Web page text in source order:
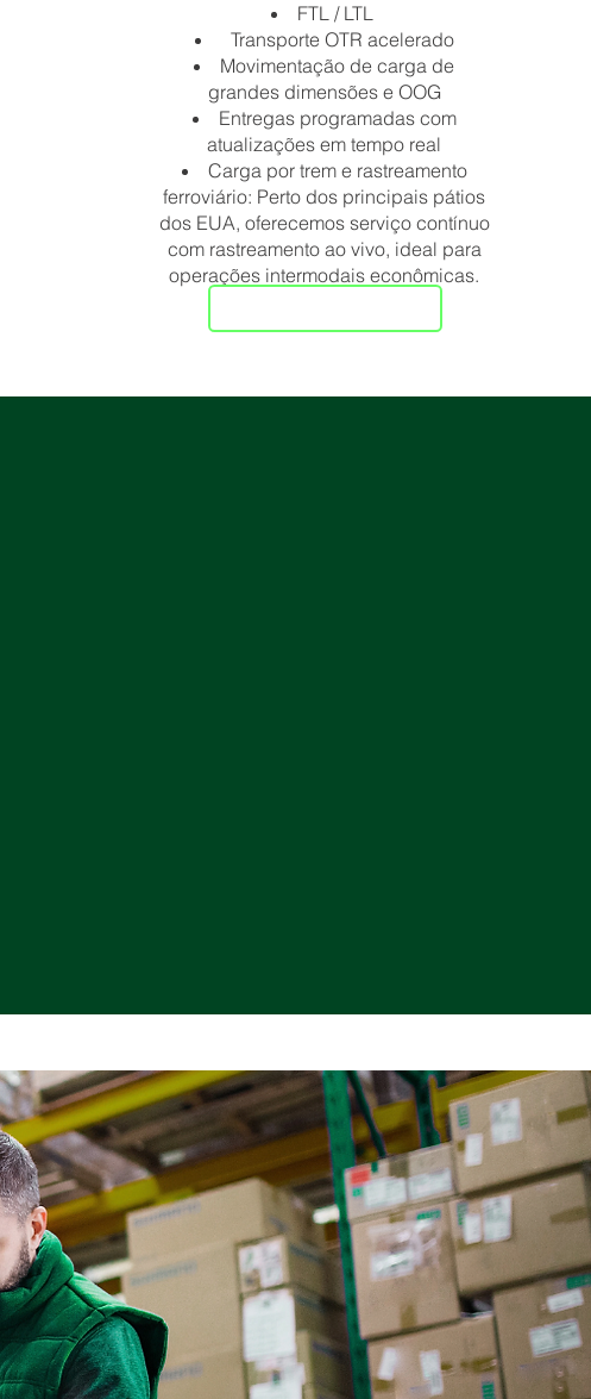
FTL / LTL
Transporte OTR acelerado
Movimentação de carga de
grandes dimensões e OOG
Entregas programadas com
atualizações em tempo real
Carga por trem e rastreamento
ferroviário: Perto dos principais pátios
dos EUA, oferecemos serviço contínuo
com rastreamento ao vivo, ideal para
operações intermodais econômicas.